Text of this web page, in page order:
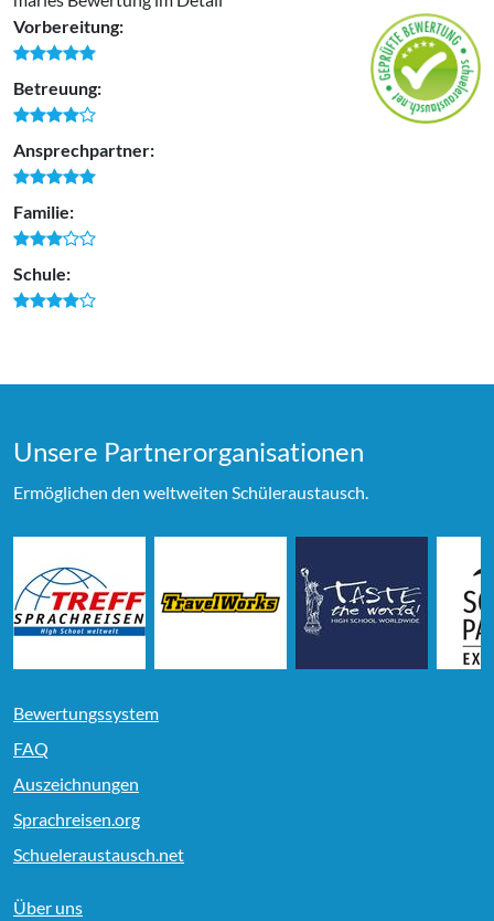
Vorbereitung:
Betreuung:
Ansprechpartner:
Familie:
Schule:
Unsere Partner­organi­sationen
Ermöglichen den weltweiten Schüleraustausch.
Bewertungssystem
FAQ
Auszeichnungen
Sprachreisen.org
Schueleraustausch.net
Über uns